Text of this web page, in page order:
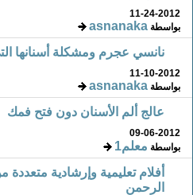
11-24-2012
بواسطةasnanaka
نانسي عجرم ومشكلة أسنانها
11-10-2012
بواسطةasnanaka
عالج ألم الأسنان دون فتح فمك
09-06-2012
بواسطةمعلم1
أفلام تعليمية وإرشادية متعددة
الرحمن